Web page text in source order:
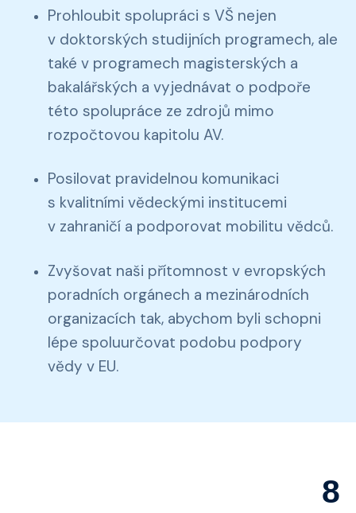
Prohloubit spolupráci s VŠ nejen
v doktorských studijních programech, ale
také v programech magisterských a
bakalářských a vyjednávat o podpoře
této spolupráce ze zdrojů mimo
rozpočtovou kapitolu AV.
Posilovat pravidelnou komunikaci
s kvalitními vědeckými institucemi
v zahraničí a podporovat mobilitu vědců.
Zvyšovat naši přítomnost v evropských
poradních orgánech a mezinárodních
organizacích tak, abychom byli schopni
lépe spoluurčovat podobu podpory
vědy v EU.
8